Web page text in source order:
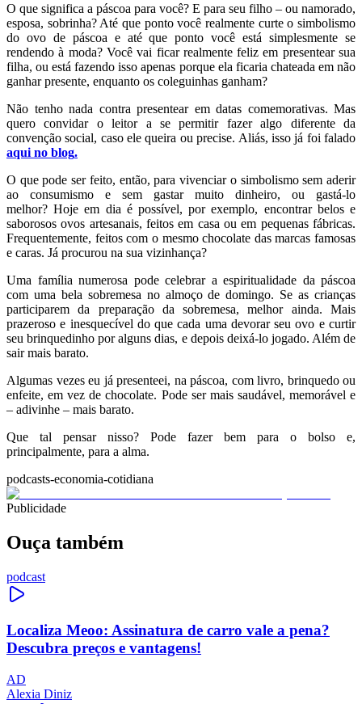
O que significa a páscoa para você? E para seu filho – ou namorado,
esposa, sobrinha? Até que ponto você realmente curte o simbolismo
do ovo de páscoa e até que ponto você está simplesmente se
rendendo à moda? Você vai ficar realmente feliz em presentear sua
filha, ou está fazendo isso apenas porque ela ficaria chateada em não
ganhar presente, enquanto os coleguinhas ganham?
Não tenho nada contra presentear em datas comemorativas. Mas
quero convidar o leitor a se permitir fazer algo diferente da
convenção social, caso ele queira ou precise. Aliás, isso já foi falado
aqui no blog.
O que pode ser feito, então, para vivenciar o simbolismo sem aderir
ao consumismo e sem gastar muito dinheiro, ou gastá-lo
melhor? Hoje em dia é possível, por exemplo, encontrar belos e
saborosos ovos artesanais, feitos em casa ou em pequenas fábricas.
Frequentemente, feitos com o mesmo chocolate das marcas famosas
e caras. Já procurou na sua vizinhança?
Uma família numerosa pode celebrar a espiritualidade da páscoa
com uma bela sobremesa no almoço de domingo. Se as crianças
participarem da preparação da sobremesa, melhor ainda. Mais
prazeroso e inesquecível do que cada uma devorar seu ovo e curtir
seu brinquedinho por alguns dias, e depois deixá-lo jogado. Além de
sair mais barato.
Algumas vezes eu já presenteei, na páscoa, com livro, brinquedo ou
enfeite, em vez de chocolate. Pode ser mais saudável, memorável e
– adivinhe – mais barato.
Que tal pensar nisso? Pode fazer bem para o bolso e,
principalmente, para a alma.
podcasts-economia-cotidiana
Publicidade
Ouça também
podcast
Localiza Meoo: Assinatura de carro vale a pena?
Descubra preços e vantagens!
AD
Alexia Diniz